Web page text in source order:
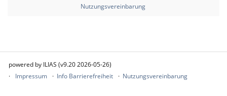
Nutzungsvereinbarung
powered by ILIAS (v9.20 2026-05-26)
Impressum
Info Barrierefreiheit Nutzungsvereinbarung